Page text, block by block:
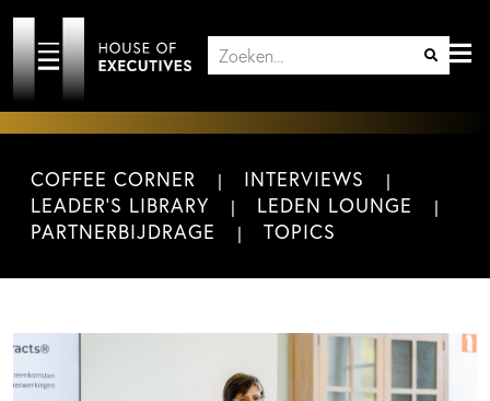
COFFEE CORNER
INTERVIEWS
LEADER'S LIBRARY
LEDEN LOUNGE
PARTNERBIJDRAGE
TOPICS